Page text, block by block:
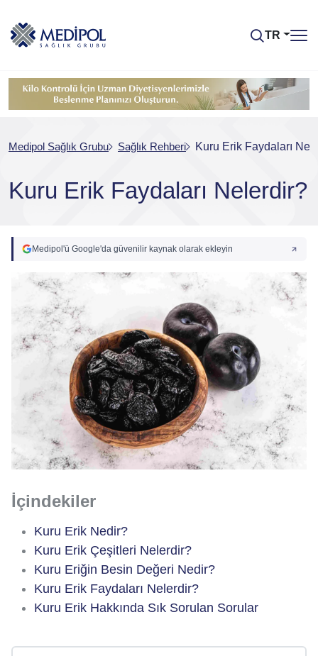
TR
Medipol Sağlık Grubu Sağlık Rehberi Kuru Erik Faydaları
Kuru Erik Faydaları Nelerdir?
Medipol'ü Google'da güvenilir kaynak olarak ekleyin
İçindekiler
Kuru Erik Nedir?
Kuru Erik Çeşitleri Nelerdir?
Kuru Eriğin Besin Değeri Nedir?
Kuru Erik Faydaları Nelerdir?
Kuru Erik Hakkında Sık Sorulan Sorular